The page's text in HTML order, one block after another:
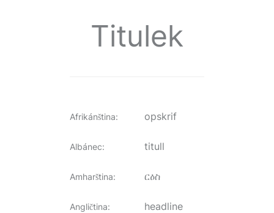
Titulek
Afrikánština: opskrif
Albánec: titull
Amharština: ርዕስ
Angličtina: headline